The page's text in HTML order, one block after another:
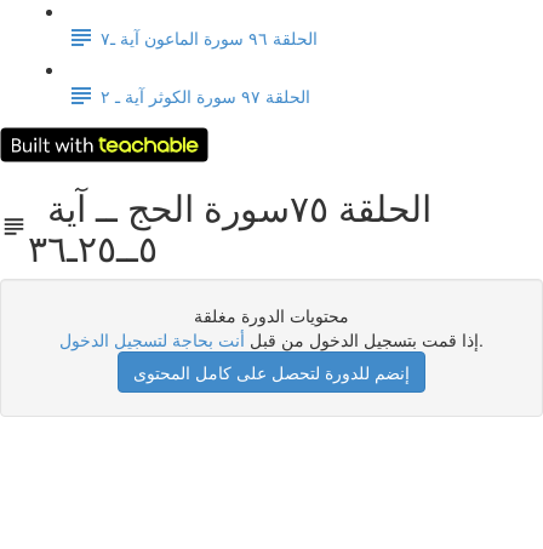
الحلقة ٩٦ سورة الماعون آية ـ٧
الحلقة ٩٧ سورة الكوثر آية ـ ٢
٥ــ٢٥ـ٣٦
محتويات الدورة مغلقة
إذا قمت بتسجيل الدخول من قبل أنت بحاجة لتسجيل الدخول
.
إنضم للدورة لتحصل على كامل المحتوى